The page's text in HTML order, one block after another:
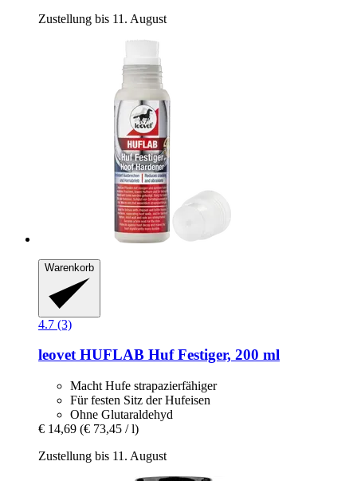
Zustellung bis 11. August
Warenkorb
4.7 (3)
leovetHUFLAB Huf Festiger, 200 ml
Macht Hufe strapazierfähiger
Für festen Sitz der Hufeisen
Ohne Glutaraldehyd
€ 14,69 (€ 73,45 / l)
Zustellung bis 11. August